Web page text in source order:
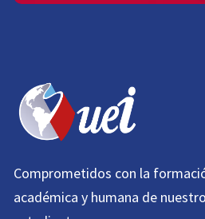
Comprometidos con la
académica y humana de